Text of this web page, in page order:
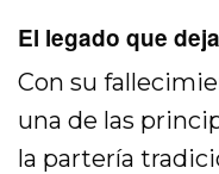
El legado que
Con su
una de las
la partería